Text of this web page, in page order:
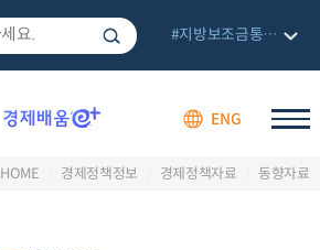
ENG
#지방보조금통합관리망
HOME 경제정책정보 경제정책자료 동향자료